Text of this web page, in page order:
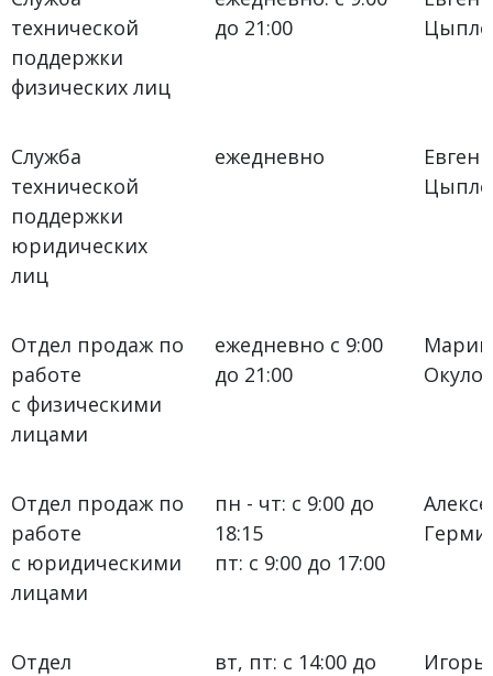
технической
поддержки
физических лиц
до 21:00
Служба
технической
поддержки
юридических
лиц
ежедневно
Отдел продаж по
работе
с физическими
лицами
ежедневно с 9:00
до 21:00
Отдел продаж по
работе
с юридическими
лицами
пн - чт: с 9:00 до
18:15
пт: с 9:00 до 17:00
Отдел
вт, пт: с 14:00 до
Игорь